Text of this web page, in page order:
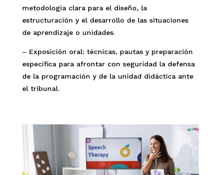
metodología clara para el diseño, la
estructuración y el desarrollo de las situaciones
de aprendizaje o unidades.
– Exposición oral: técnicas, pautas y preparación
específica para afrontar con seguridad la defensa
de la programación y de la unidad didáctica ante
el tribunal.